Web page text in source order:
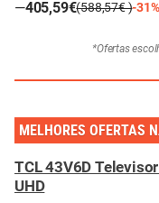
—405,59€(588,57€ )-31%
*Ofertas
MELHORES OFERTAS
TCL 43V6D
UHD